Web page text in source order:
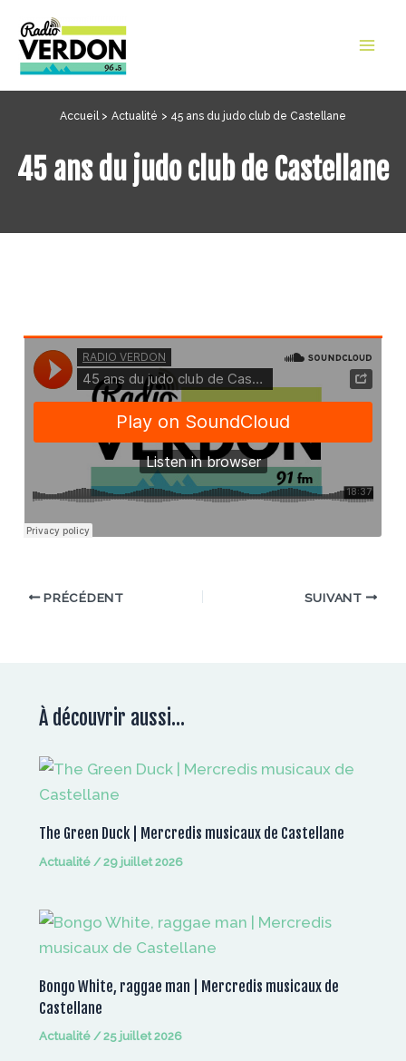
contenu
Accueil Actualité 45 ans du judo club de Castellane
45 ans du judo club de Castellane
PRÉCÉDENT SUIVANT
À découvrir aussi...
The Green Duck | Mercredis musicaux de Castellane
Actualité/29 juillet 2026
Bongo White, raggae man | Mercredis musicaux de
Castellane
Actualité/25 juillet 2026